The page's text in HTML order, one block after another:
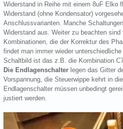
Widerstand in Reihe mit einem 8uF Elko
Widerstand (ohne Kondensator)
Anschlussvarianten. Manche
Widerstand aus. Weiter zu beachten sind
Kombinationen, die der Korrektur des
findet man immer wieder
Schaltbild ist das z.B. die Kombination
Die Endlagenschalter legen das Gitter
Vorspannung, die Steuerwippe kehrt in
Endlagenschalter müssen unbedingt
justiert werden.